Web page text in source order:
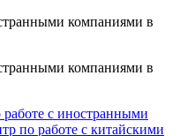
компаниями в
компаниями в
с иностранными
по работе с китайскими